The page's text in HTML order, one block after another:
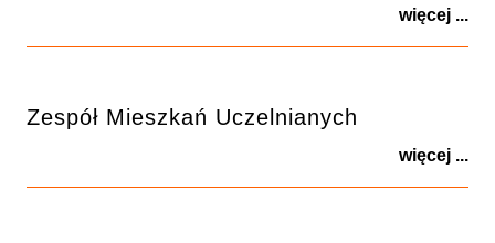
więcej ...
Zespół Mieszkań Uczelnianych
więcej ...